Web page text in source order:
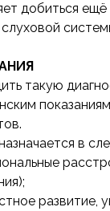
добиться
слуховой
такую
в
развитие,